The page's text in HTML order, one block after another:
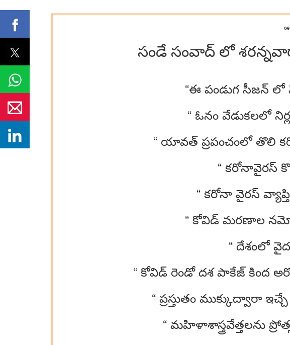
సండే సంవాద్ లో
“ఈ పండుగ సీజన్
“ ఓనం వేడుకలలో
“ యావత్ ప్రపంచంలో తొలి
“ కరోనావైరస్
“ కరోనా వైరస్
“ కోవిడ్ మరణాల
“ దేశంలో
“ కోవిడ్ రెండో దశ పాకేజ్ కింద
“ ప్రస్తుతం ముక్కుద్వారా
“ మహిళాశాస్త్రవేత్తలను